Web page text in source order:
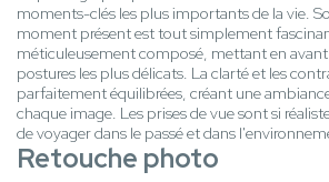
moments-clés les plus importants de la vie.
moment présent est tout simplement
méticuleusement composé, mettant en
postures les plus délicats. La clarté et les
parfaitement équilibrées, créant une
chaque image. Les prises de vue sont si
de voyager dans le passé et dans
Retouche photo